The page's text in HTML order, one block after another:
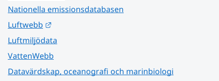
Nationella emissionsdatabasen
Luftwebb
Luftmiljödata
VattenWebb
Datavärdskap, oceanografi och marinbiologi